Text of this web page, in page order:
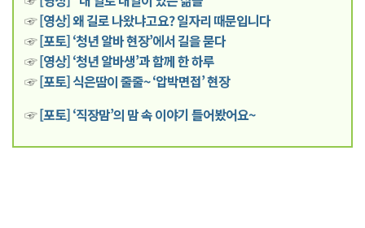
☞[영상] 왜 길로 나왔냐고요? 일자리 때문입니다
☞[포토] ‘청년 알바 현장’에서 길을 묻다
☞[영상] ‘청년 알바생’과 함께 한 하루
☞[포토] 식은땀이 줄줄~ ‘압박면접’ 현장
☞[포토] ‘직장맘’의 맘 속 이야기 들어봤어요~